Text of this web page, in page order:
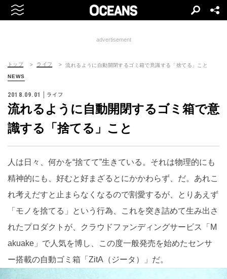
advertisement
トップ ライフ 流れるように自動開閉するゴミ箱で意識する「捨てる」こと
NEWS
2018.09.01 ライフ
流れるように自動開閉するゴミ箱で意
識する「捨てる」こと
人は日々、何かを“捨てて”生きている。それは物理的にも
精神的にも、好むと好まざるとにかかわらず、だ。あれこ
れ考えだすと止まらなくなるので割愛するが、とりあえず
「モノを捨てる」という行為、これを突き詰めて生み出さ
れたプロダクトが、クラウドファンディングサービス「M
akuake」で人気を博し、この度一般発売を始めたセンサ
ー搭載の自動ゴミ箱「ZitA（ジータ）」だ。